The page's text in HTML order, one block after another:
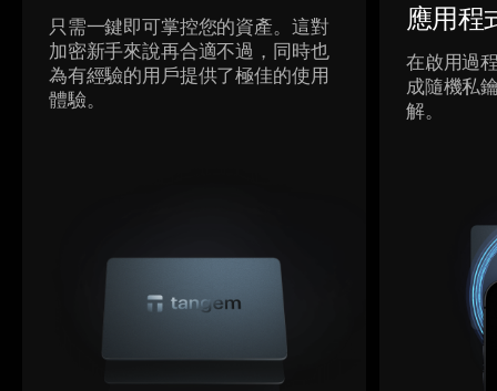
只需一鍵即可掌控您的資產。這對
加密新手來說再合適不過，同時也
為有經驗的用戶提供了極佳的使用
體驗。
應用程
在啟用過
成隨機私
解。